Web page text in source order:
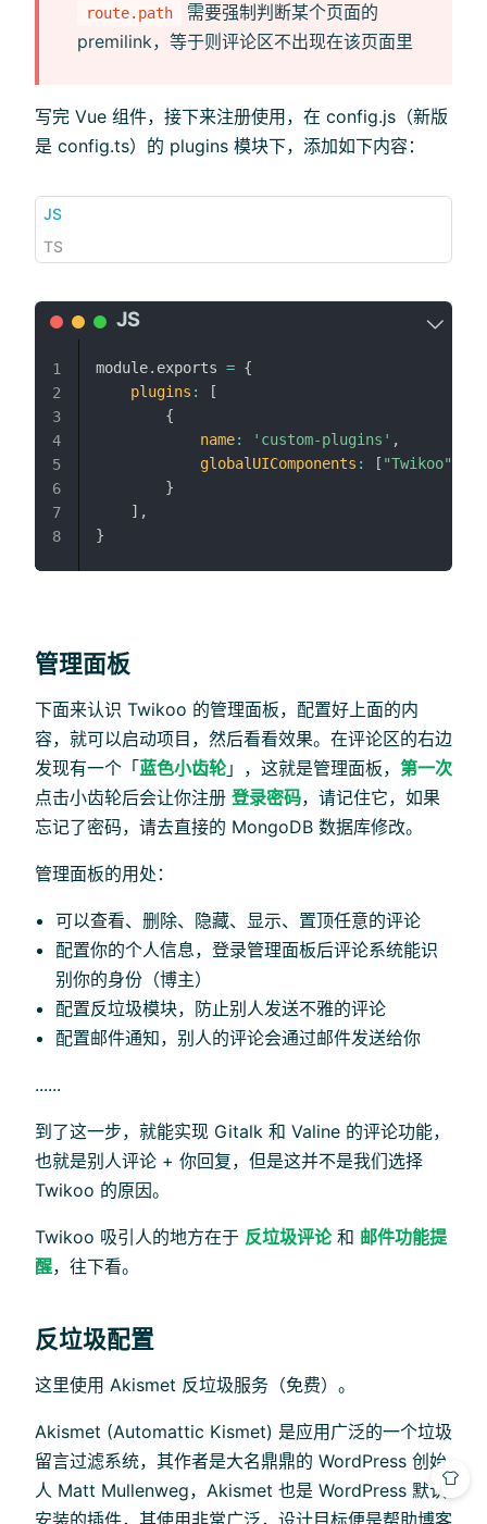
route.path
需要强制判断某个页面的
premilink，等于则评论区不出现在该页面里
写完 Vue 组件，接下来注册使用，在 config.js（新版
是 config.ts）的 plugins 模块下，添加如下内容：
JS
TS
module. exports = {
plugins :
[
{
name: 'custom-plugins' ,
globalUIComponents : [ "Twikoo"
}
] ,
}
1
2
3
4
5
6
7
8
管理面板
下面来认识 Twikoo 的管理面板，配置好上面的内
容，就可以启动项目，然后看看效果。在评论区的右边
发现有一个「蓝色小齿轮 」，这就是管理面板， 第一次
点击小齿轮后会让你注册 登录密码，请记住它，如果
忘记了密码，请去直接的 MongoDB 数据库修改。
管理面板的用处：
可以查看、删除、隐藏、显示、置顶任意的评论
配置你的个人信息，登录管理面板后评论系统能识
别你的身份（博主）
配置反垃圾模块，防止别人发送不雅的评论
配置邮件通知，别人的评论会通过邮件发送给你
......
到了这一步，就能实现 Gitalk 和 Valine 的评论功能，
也就是别人评论 + 你回复，但是这并不是我们选择
Twikoo 的原因。
Twikoo 吸引人的地方在于 反垃圾评论和 邮件功能提
醒，往下看。
反垃圾配置
这里使用 Akismet 反垃圾服务（免费）。
Akismet (Automattic Kismet) 是应用广泛的一个垃圾
留言过滤系统，其作者是大名鼎鼎的 WordPress 创始
人 Matt Mullenweg，Akismet 也是 WordPress 默认
安装的插件，其使用非常广泛，设计目标便是帮助博客